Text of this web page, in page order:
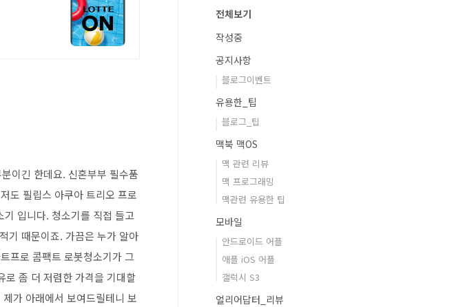
이긴 한데요. 신혼부부 필수품
도 필립스 아쿠아 트리오 프로
입니다. 청소기를 직접 들고
기 때문이죠. 가끔은 누가 알아
프로 콤팩트 로봇청소기가 그
로 좀 더 저렴한 가격을 기대할
가 아래에서 보여드릴테니 보
전체보기
작성중
공지사항
블로그이벤트
유용한_팁
블로그_팁
맥북 맥OS
맥 관련 리뷰
맥 프로그래밍
맥관련 유용한 팁
모바일
안드로이드 어플
애플 iOS 어플
갤럭시 S3
얼리어답터_리뷰